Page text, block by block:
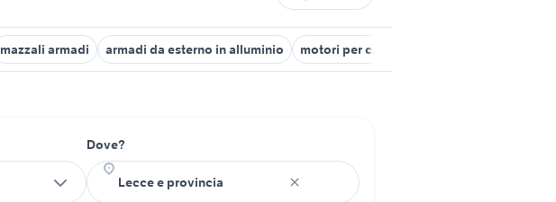
mazzali armadi armadi da esterno in alluminio motori per cancelli a due ante
Dove?